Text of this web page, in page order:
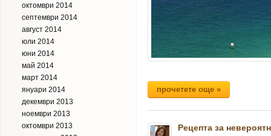
октомври 2014
септември 2014
август 2014
юли 2014
юни 2014
май 2014
март 2014
януари 2014
декември 2013
ноември 2013
октомври 2013
прочетете още »
Рецепта за